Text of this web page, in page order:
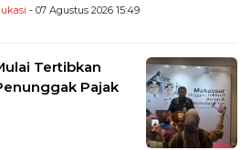
- 07 Agustus 2026 15:49
Tertibkan
Pajak